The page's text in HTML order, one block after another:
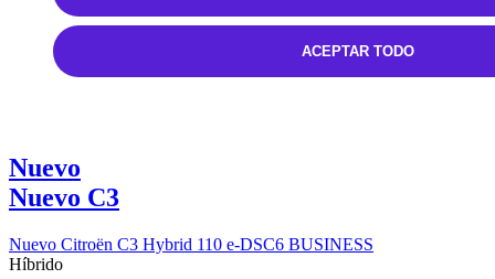
Nuevo
Nuevo C3
Nuevo Citroën C3 Hybrid 110 e-DSC6 BUSINESS
Híbrido
ACEPTAR TODO